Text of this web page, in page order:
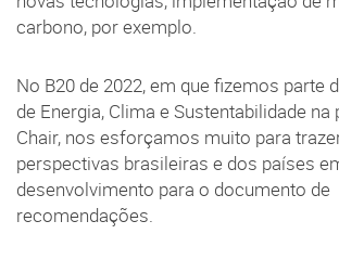
carbono, por exemplo.
No B20 de 2022, em que fizemos parte
de Energia, Clima e Sustentabilidade
Chair, nos esforçamos muito para
perspectivas brasileiras e dos países
desenvolvimento para o documento de
recomendações.